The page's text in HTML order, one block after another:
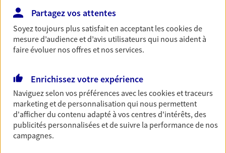
Découvrir l'offre Garantie Accidents de la Vie
OBTENIR UN TARIF EN LIGNE
Multirisque Entreprise
Gagnez en simplicité et en sérénité avec votre
assurance multirisque entreprise. Un contrat
unique pour protéger vos locaux, matériels pro,
équipements et stocks… sans oublier votre
responsabilité civile.
Partagez vos attentes
Soyez toujours plus satisfait en acceptant lescookiesde
mesure d’audience et d’avis utilisateurs qui nous aident à
faire évoluer nos offres et nos services.
Enrichissez votre expérience
Naviguez selon vos préférences avec lescookies et traceurs
marketing et de personnalisation qui nous permettent
d'afficher du contenu adapté à vos centres d'intérêts, des
publicités personnalisées et de suivre la performance de nos
campagnes.